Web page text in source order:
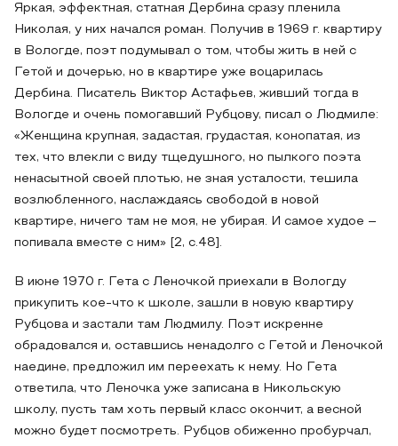
Яркая, эффектная, статная Дербина сразу пленила
Николая, у них начался роман. Получив в 1969 г. квартиру
в Вологде, поэт подумывал о том, чтобы жить в ней с
Гетой и дочерью, но в квартире уже воцарилась
Дербина. Писатель Виктор Астафьев, живший тогда в
Вологде и очень помогавший Рубцову, писал о Людмиле:
«Женщина крупная, задастая, грудастая, конопатая, из
тех, что влекли с виду тщедушного, но пылкого поэта
ненасытной своей плотью, не зная усталости, тешила
возлюбленного, наслаждаясь свободой в новой
квартире, ничего там не моя, не убирая. И самое худое –
попивала вместе с ним» [2, c.48].
В июне 1970 г. Гета с Леночкой приехали в Вологду
прикупить кое-что к школе, зашли в новую квартиру
Рубцова и застали там Людмилу. Поэт искренне
обрадовался и, оставшись ненадолго с Гетой и Леночкой
наедине, предложил им переехать к нему. Но Гета
ответила, что Леночка уже записана в Никольскую
школу, пусть там хоть первый класс окончит, а весной
можно будет посмотреть. Рубцов обиженно пробурчал,